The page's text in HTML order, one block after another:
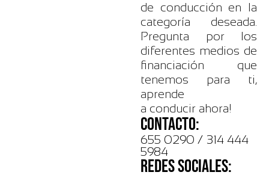
de conducción en la
categoría deseada.
Pregunta por los
diferentes medios de
financiación que
tenemos para ti,
aprende
a conducir ahora!
CONTACTO:
655 0290 / 314 444
5984
REDES SOCIALES: